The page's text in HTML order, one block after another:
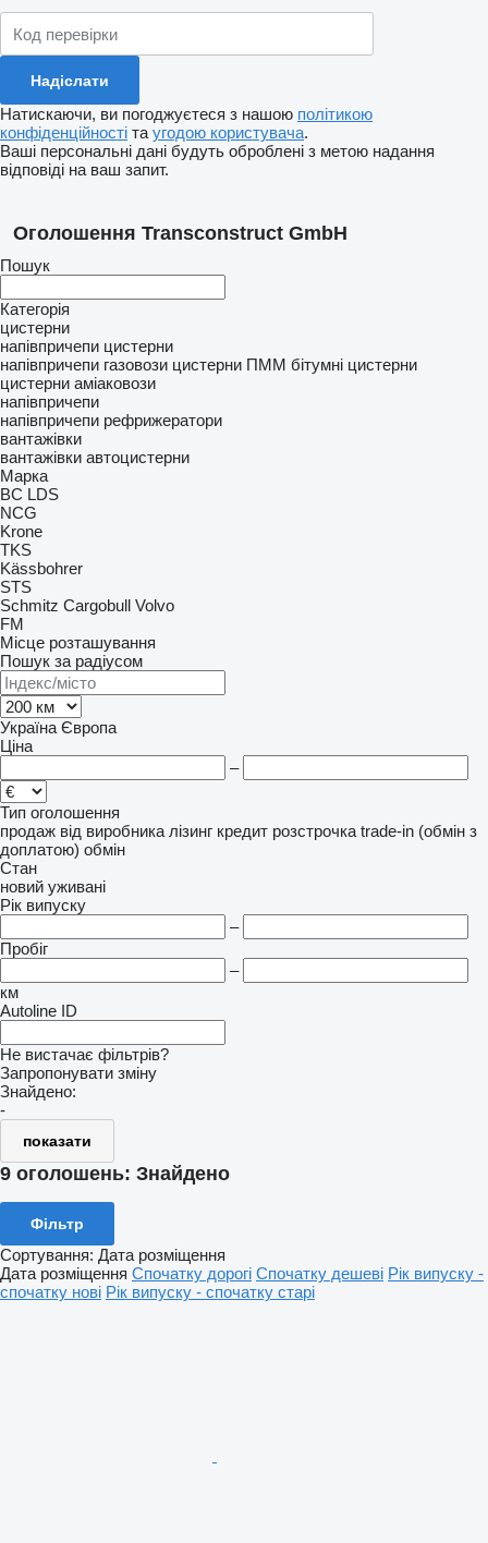
Натискаючи, ви погоджуєтеся з нашою політикою
конфіденційності та угодою користувача.
Ваші персональні дані будуть оброблені з метою надання
відповіді на ваш запит.
Оголошення Transconstruct GmbH
Пошук
Категорія
цистерни
напівпричепи цистерни
напівпричепи газовози цистерни ПММ бітумні цистерни
цистерни аміаковози
напівпричепи
напівпричепи рефрижератори
вантажівки
вантажівки автоцистерни
Марка
BC LDS
NCG
Krone
TKS
Kässbohrer
STS
Schmitz Cargobull Volvo
FM
Місце розташування
Пошук за радіусом
Україна Європа
Ціна
–
Тип оголошення
продаж від виробника лізинг кредит розстрочка trade-in (обмін з
доплатою) обмін
Стан
новий уживані
Рік випуску
–
Пробіг
–
км
Autoline ID
Не вистачає фільтрів?
Запропонувати зміну
Знайдено:
-
показати
9 оголошень: Знайдено
Фільтр
Сортування: Дата розміщення
Дата розміщення Спочатку дорогі Спочатку дешеві Рік випуску -
спочатку нові Рік випуску - спочатку старі